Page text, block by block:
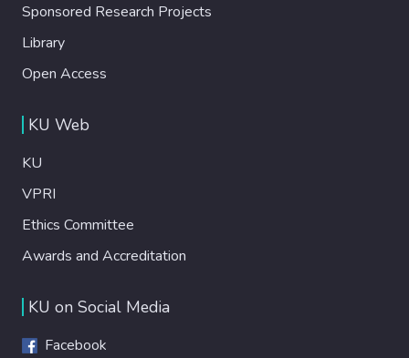
Sponsored Research Projects
Library
Open Access
KU Web
KU
VPRI
Ethics Committee
Awards and Accreditation
KU on Social Media
Facebook